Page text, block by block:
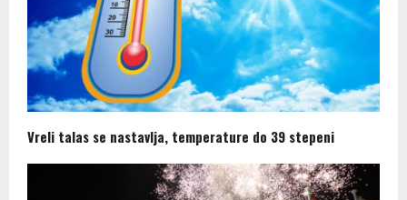
Vreli talas se nastavlja, temperature do 39 stepeni